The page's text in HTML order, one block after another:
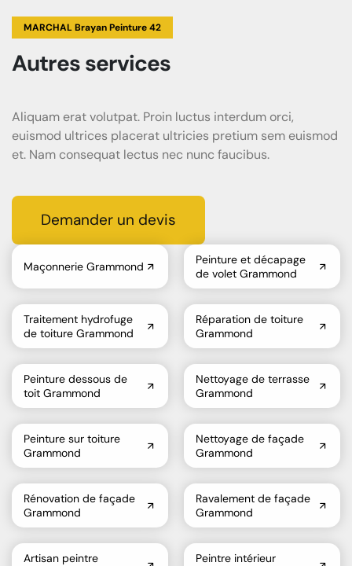
MARCHAL Brayan Peinture 42
Autres services
Aliquam erat volutpat. Proin luctus interdum orci,
euismod ultrices placerat ultricies pretium sem euismod
et. Nam consequat lectus nec nunc faucibus.
Demander un devis
Maçonnerie Grammond
Peinture et décapage
de volet Grammond
Traitement hydrofuge
de toiture Grammond
Réparation de toiture
Grammond
Peinture dessous de
toit Grammond
Nettoyage de terrasse
Grammond
Peinture sur toiture
Grammond
Nettoyage de façade
Grammond
Rénovation de façade
Grammond
Ravalement de façade
Grammond
Artisan peintre
Peintre intérieur